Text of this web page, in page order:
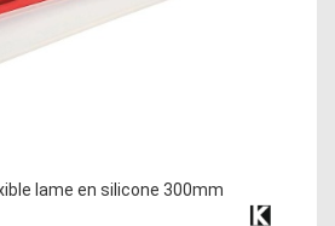
lame en silicone 300mm